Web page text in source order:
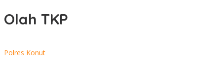
Olah TKP
Polres Konut